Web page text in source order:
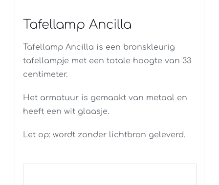
Tafellamp Ancilla
Tafellamp Ancilla is een bronskleurig
tafellampje met een totale hoogte van 33
centimeter.
Het armatuur is gemaakt van metaal en
heeft een wit glaasje.
Let op: wordt zonder lichtbron geleverd.